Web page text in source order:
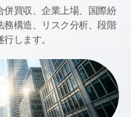
併買収、企業上場、国際紛
構造、リスク分析、段階
します。